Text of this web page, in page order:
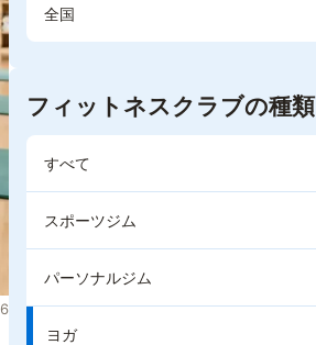
全国
フィットネスクラブの種類
すべて
スポーツジム
パーソナルジム
ヨガ